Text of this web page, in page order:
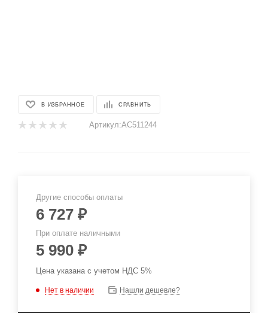
В ИЗБРАННОЕ СРАВНИТЬ
Артикул:AC511244
Другие способы оплаты
6 727 ₽
При оплате наличными
5 990 ₽
Цена указана с учетом НДС 5%
Нет в наличии Нашли дешевле?